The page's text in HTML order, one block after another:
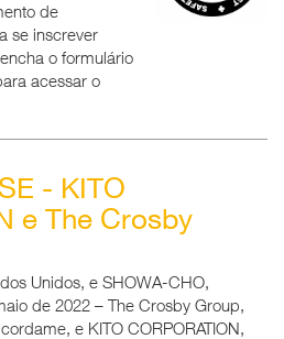
de
se inscrever
o formulário
acessar o
- KITO
e The Crosby
Unidos, e SHOWA-CHO,
de 2022 – The Crosby Group,
e KITO CORPORATION,